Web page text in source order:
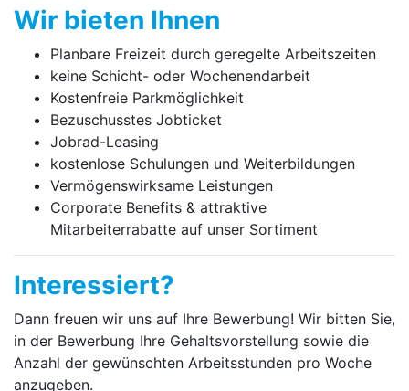
Wir bieten Ihnen
Planbare Freizeit durch geregelte Arbeitszeiten
keine Schicht- oder Wochenendarbeit
Kostenfreie Parkmöglichkeit
Bezuschusstes Jobticket
Jobrad-Leasing
kostenlose Schulungen und Weiterbildungen
Vermögenswirksame Leistungen
Corporate Benefits & attraktive
Mitarbeiterrabatte auf unser Sortiment
Interessiert?
Dann freuen wir uns auf Ihre Bewerbung! Wir bitten Sie,
in der Bewerbung Ihre Gehaltsvorstellung sowie die
Anzahl der gewünschten Arbeitsstunden pro Woche
anzugeben.